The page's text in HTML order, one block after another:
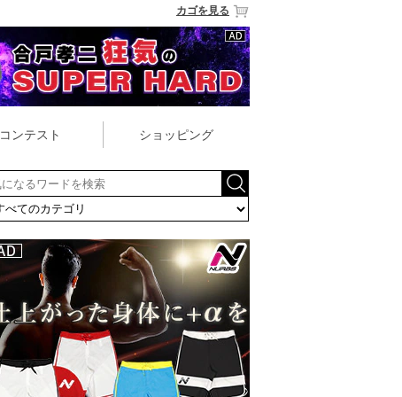
カゴを見る
コンテスト ショッピング